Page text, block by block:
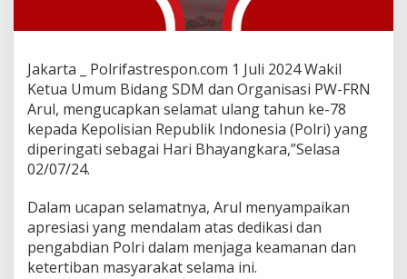
Jakarta _ Polrifastrespon.com 1 Juli 2024 Wakil
Ketua Umum Bidang SDM dan Organisasi PW-FRN
Arul, mengucapkan selamat ulang tahun ke-78
kepada Kepolisian Republik Indonesia (Polri) yang
diperingati sebagai Hari Bhayangkara,”Selasa
02/07/24.
Dalam ucapan selamatnya, Arul menyampaikan
apresiasi yang mendalam atas dedikasi dan
pengabdian Polri dalam menjaga keamanan dan
ketertiban masyarakat selama ini.